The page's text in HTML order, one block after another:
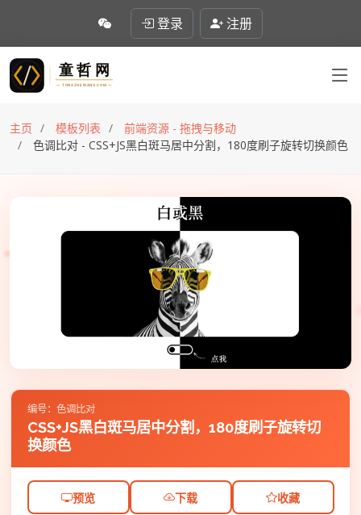
登录 注册
主页 模板列表
前端资源 - 拖拽与移动
色调比对 - CSS+JS黑白斑马居中分割，180度刷子旋转切换颜色
编号：色调比对
CSS+JS黑白斑马居中分割，180度刷子旋转切
换颜色
预览 下载 收藏